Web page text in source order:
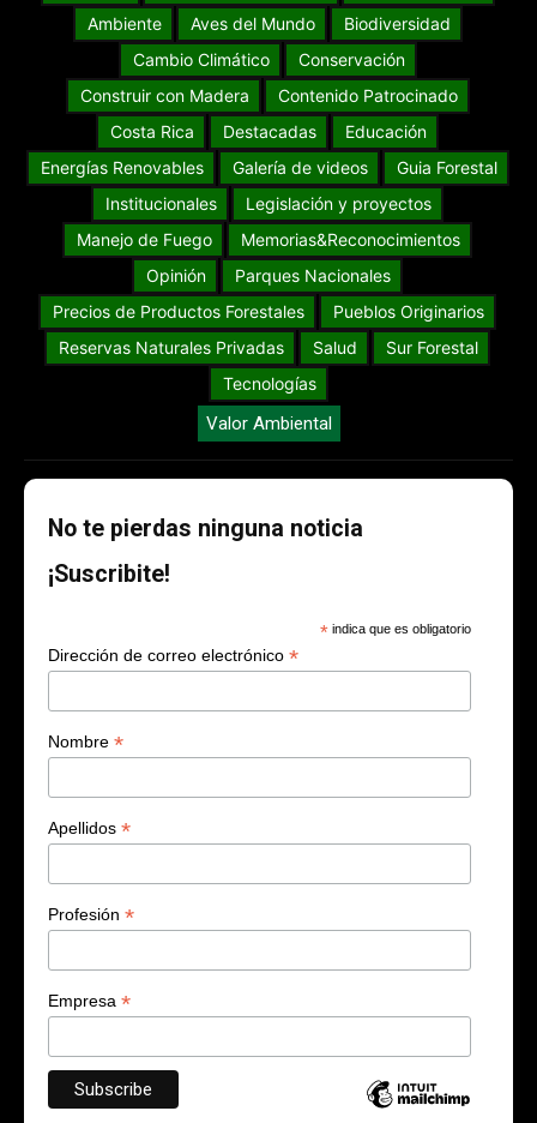
Ambiente
Aves del Mundo
Biodiversidad
Cambio Climático
Conservación
Construir con Madera
Contenido Patrocinado
Costa Rica
Destacadas
Educación
Energías Renovables
Galería de videos
Guia Forestal
Institucionales
Legislación y proyectos
Manejo de Fuego
Memorias&Reconocimientos
Opinión
Parques Nacionales
Precios de Productos Forestales
Pueblos Originarios
Reservas Naturales Privadas
Salud
Sur Forestal
Tecnologías
Valor Ambiental
No te pierdas ninguna noticia
¡Suscribite!
* indica que es obligatorio
Dirección de correo electrónico *
Nombre *
Apellidos *
Profesión *
Empresa *